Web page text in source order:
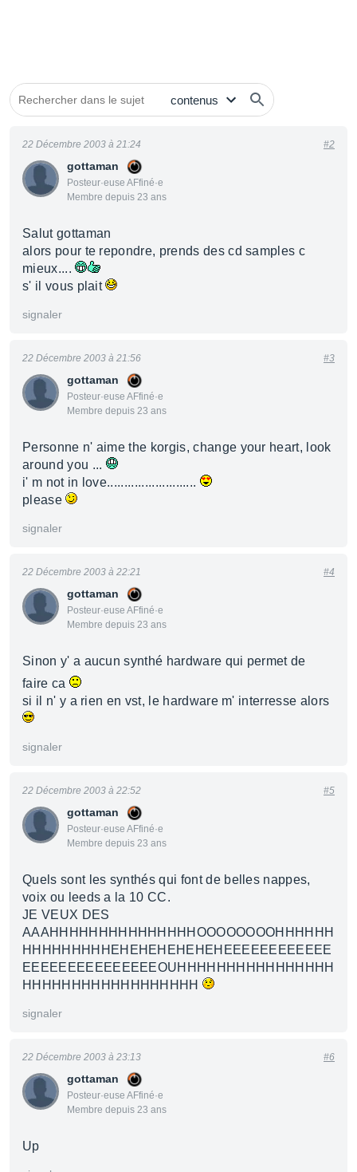
gottaman
Posteur·euse AFfiné·e
Membre depuis 23 ans
22 Décembre 2003 à 21:24 #2
Salut gottaman
alors pour te repondre, prends des cd samples c
mieux....
s' il vous plait
signaler
gottaman
Posteur·euse AFfiné·e
Membre depuis 23 ans
22 Décembre 2003 à 21:56 #3
Personne n' aime the korgis, change your heart, look
around you ...
i' m not in love..........................
please
signaler
gottaman
Posteur·euse AFfiné·e
Membre depuis 23 ans
22 Décembre 2003 à 22:21 #4
Sinon y' a aucun synthé hardware qui permet de
faire ca
si il n' y a rien en vst, le hardware m' interresse alors
signaler
gottaman
Posteur·euse AFfiné·e
Membre depuis 23 ans
22 Décembre 2003 à 22:52 #5
Quels sont les synthés qui font de belles nappes,
voix ou leeds a la 10 CC.
JE VEUX DES
AAAHHHHHHHHHHHHHHHOOOOOOOOHHHHHH
HHHHHHHHHEHEHEHEHEHEHEEEEEEEEEEEE
EEEEEEEEEEEEEEEOUHHHHHHHHHHHHHHHH
HHHHHHHHHHHHHHHHHH
signaler
gottaman
Posteur·euse AFfiné·e
Membre depuis 23 ans
22 Décembre 2003 à 23:13 #6
Up